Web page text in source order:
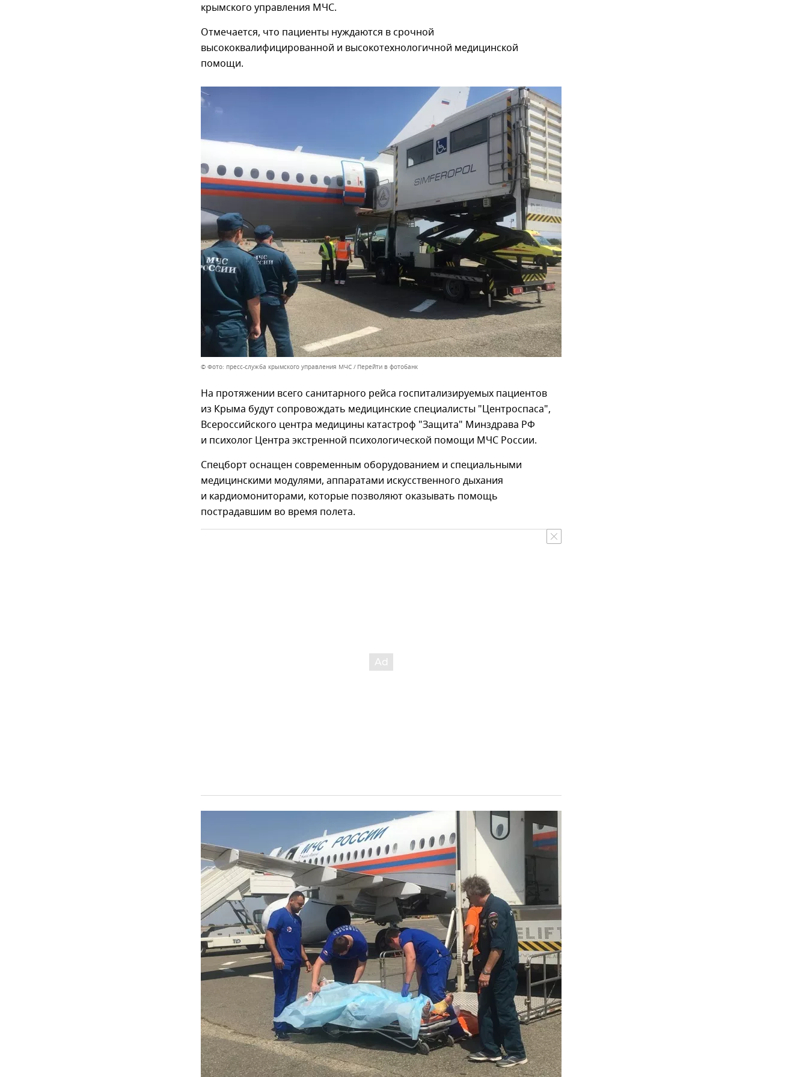
крымского управления МЧС.
Отмечается, что пациенты нуждаются в срочной
высококвалифицированной и высокотехнологичной медицинской
помощи.
© Фото: пресс-служба крымского управления МЧС Перейти в фотобанк
На протяжении всего санитарного рейса госпитализируемых пациентов
из Крыма будут сопровождать медицинские специалисты "Центроспаса",
Всероссийского центра медицины катастроф "Защита" Минздрава РФ
и психолог Центра экстренной психологической помощи МЧС России.
Спецборт оснащен современным оборудованием и специальными
медицинскими модулями, аппаратами искусственного дыхания
и кардиомониторами, которые позволяют оказывать помощь
пострадавшим во время полета.